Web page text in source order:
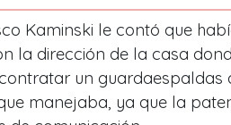
Kaminski le contó que
la dirección de la casa
un
manejaba, ya que la